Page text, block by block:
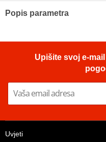
Popis parametra
Hiflofiltro air filters are
are a direct replacement for
powerflow filtering media,
performance engines.
Upišite svoj e-
Uvjeti